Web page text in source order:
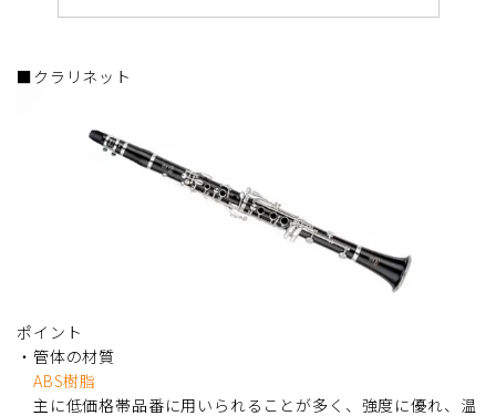
■クラリネット
ポイント
・管体の材質
ABS樹脂
主に低価格帯品番に用いられることが多く、強度に優れ、温